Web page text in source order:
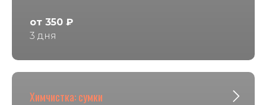
от 350 ₽
3 дня
Химчистка: сумки